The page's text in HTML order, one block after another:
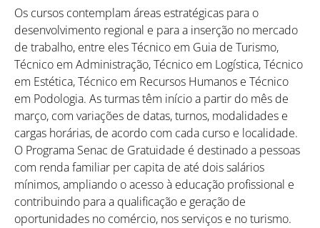
Os cursos contemplam áreas estratégicas para o
desenvolvimento regional e para a inserção no mercado
de trabalho, entre eles Técnico em Guia de Turismo,
Técnico em Administração, Técnico em Logística, Técnico
em Estética, Técnico em Recursos Humanos e Técnico
em Podologia. As turmas têm início a partir do mês de
março, com variações de datas, turnos, modalidades e
cargas horárias, de acordo com cada curso e localidade.
O Programa Senac de Gratuidade é destinado a pessoas
com renda familiar per capita de até dois salários
mínimos, ampliando o acesso à educação profissional e
contribuindo para a qualificação e geração de
oportunidades no comércio, nos serviços e no turismo.